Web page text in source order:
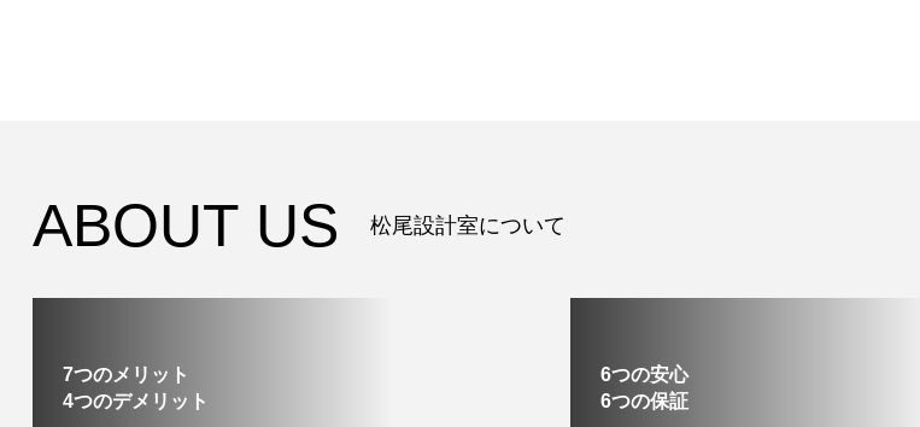
ABOUT US 松尾設計室について
7つのメリット
4つのデメリット
6つの安心
6つの保証